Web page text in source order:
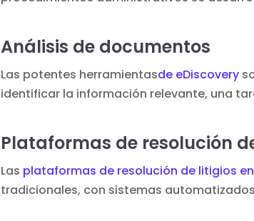
Análisis de documentos
Las potentes herramientasde eDiscovery
identificar la información relevante, una
Plataformas de resolución
Las plataformas de resolución de litigios en
tradicionales, con sistemas